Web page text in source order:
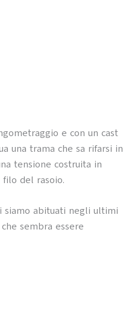
e con un cast
una trama che sa rifarsi in
tensione costruita in
del rasoio.
siamo abituati negli ultimi
sembra essere